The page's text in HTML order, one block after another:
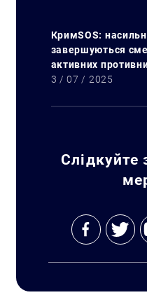
Искать:
КримSOS:
завершуються
активних
3 / 07 / 2025
Слідкуйте